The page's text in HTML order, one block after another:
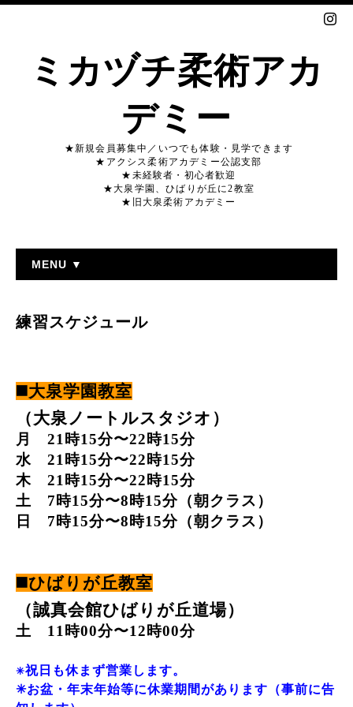
ミカヅチ柔術アカ
デミー
★新規会員募集中／いつでも体験・見学できます
★アクシス柔術アカデミー公認支部
★未経験者・初心者歓迎
★大泉学園、ひばりが丘に2教室
★旧大泉柔術アカデミー
MENU ▼
練習スケジュール
◼️大泉学園教室
（大泉ノートルスタジオ）
月 21時15分〜22時15分
水 21時15分〜22時15分
木 21時15分〜22時15分
土 7時15分〜8時15分（朝クラス）
日 7時15分〜8時15分（朝クラス）
◼️ひばりが丘教室
（誠真会館ひばりが丘道場）
土 11時00分〜12時00分
✳︎祝日も休まず営業します。
✳︎お盆・年末年始等に休業期間があります（事前に告